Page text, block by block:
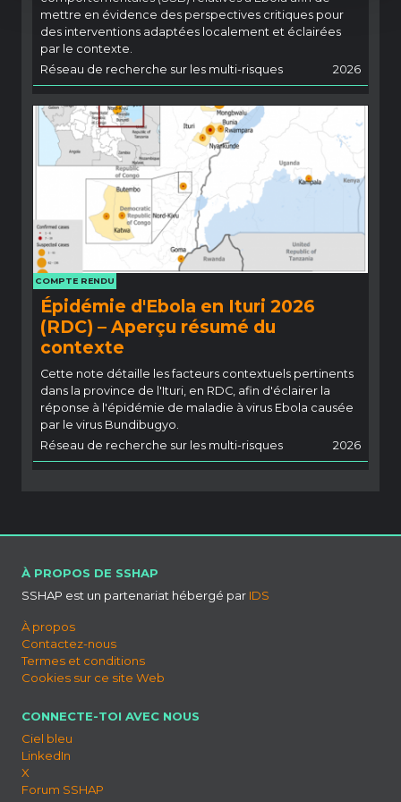
mettre en évidence des perspectives critiques pour
des interventions adaptées localement et éclairées
par le contexte.
Réseau de recherche sur les multi-risques
2026
COMPTE RENDU
Épidémie d'Ebola en Ituri 2026
(RDC) – Aperçu résumé du
contexte
Cette note détaille les facteurs contextuels pertinents
dans la province de l'Ituri, en RDC, afin d'éclairer la
réponse à l'épidémie de maladie à virus Ebola causée
par le virus Bundibugyo.
Réseau de recherche sur les multi-risques
2026
À PROPOS DE SSHAP
SSHAP est un partenariat hébergé par IDS
À propos
Contactez-nous
Termes et conditions
Cookies sur ce site Web
CONNECTE-TOI AVEC NOUS
Ciel bleu
LinkedIn
X
Forum SSHAP